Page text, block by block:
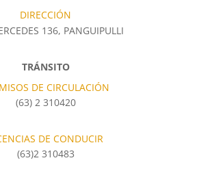
DIRECCIÓN
136, PANGUIPULLI
TRÁNSITO
DE CIRCULACIÓN
(63) 2 310420
DE CONDUCIR
(63)2 310483